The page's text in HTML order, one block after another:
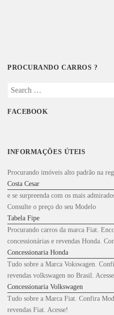
PROCURANDO CARROS ?
Search
FACEBOOK
INFORMAÇÕES ÚTEIS
Procurando imóveis alto padrão na
Costa Cesar
e se surpreenda com os mais
Consulte o preço do seu Modelo
Tabela Fipe
Procurando carros da marca Fiat.
concessionárias e revendas Honda.
Concessionaria Honda
Tudo sobre a Marca Vokswagen.
revendas volkswagen no Brasil.
Concessionaria Volkswagen
Tudo sobre a Marca Fiat. Confira
revendas Fiat. Acesse!